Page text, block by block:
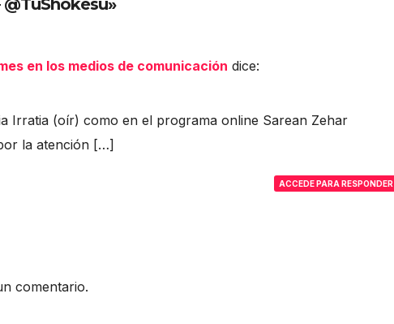
Batuan
en los medios de comunicación dice:
Irratia (oír) como en el programa online Sarean Zehar
la atención […]
ACCEDE PARA RESPONDER
comentario.